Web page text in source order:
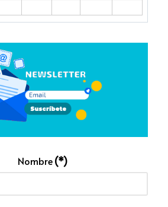
Nombre(*)